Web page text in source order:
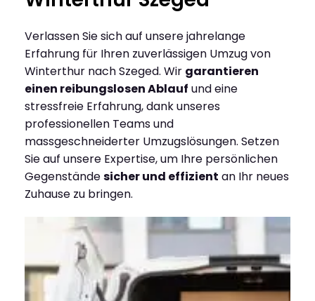
Verlassen Sie sich auf unsere jahrelange
Erfahrung für Ihren zuverlässigen Umzug von
Winterthur nach Szeged. Wir garantieren
einen reibungslosen Ablauf und eine
stressfreie Erfahrung, dank unseres
professionellen Teams und
massgeschneiderter Umzugslösungen. Setzen
Sie auf unsere Expertise, um Ihre persönlichen
Gegenständesicher und effizient an Ihr neues
Zuhause zu bringen.